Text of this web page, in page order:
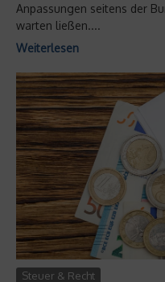
Anpassungen seitens der
warten ließen....
Weiterlesen
Steuer & Recht